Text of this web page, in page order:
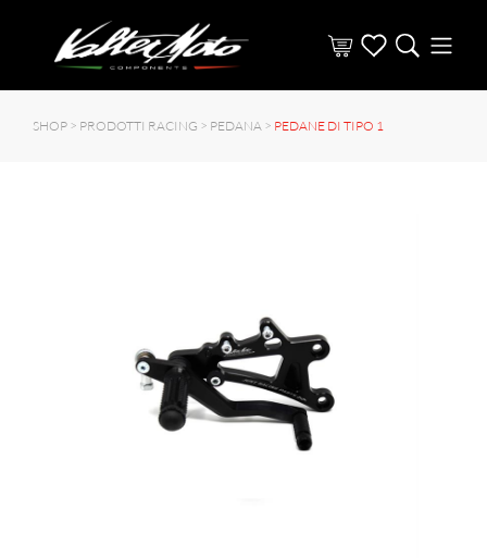
SHOP > PRODOTTI RACING > PEDANA > PEDANE DI TIPO 1